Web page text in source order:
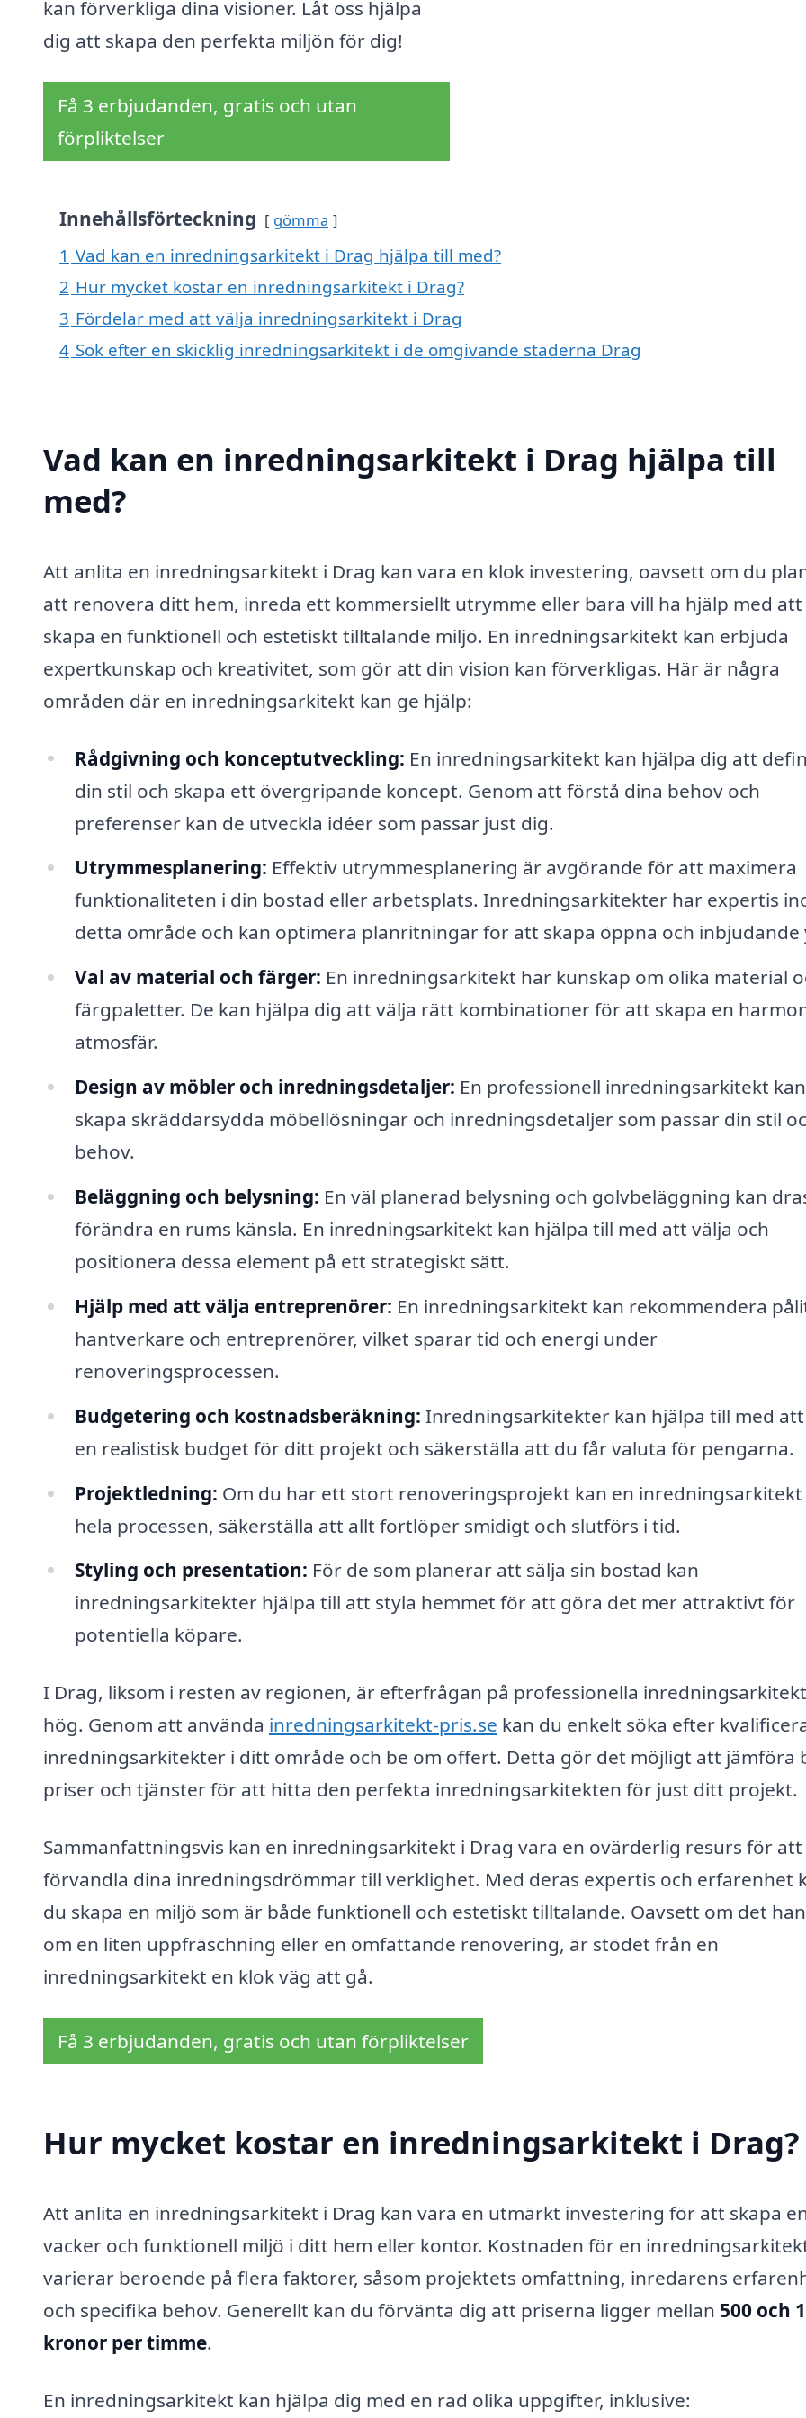
kan förverkliga dina visioner. Låt oss hjälpa
dig att skapa den perfekta miljön för dig!
Få 3 erbjudanden, gratis och utan
förpliktelser
Innehållsförteckning gömma
1 Vad kan en inredningsarkitekt i Drag hjälpa till med?
2 Hur mycket kostar en inredningsarkitekt i Drag?
3 Fördelar med att välja inredningsarkitekt i Drag
4 Sök efter en skicklig inredningsarkitekt i de omgivande städerna Drag
Vad kan en inredningsarkitekt i Drag hjälpa till
med?
Att anlita en inredningsarkitekt i Drag kan vara en klok investering, oavsett om du
att renovera ditt hem, inreda ett kommersiellt utrymme eller bara vill ha hjälp med att
skapa en funktionell och estetiskt tilltalande miljö. En inredningsarkitekt kan erbjuda
expertkunskap och kreativitet, som gör att din vision kan förverkligas. Här är några
områden där en inredningsarkitekt kan ge hjälp:
Rådgivning och konceptutveckling: En inredningsarkitekt kan hjälpa dig att
din stil och skapa ett övergripande koncept. Genom att förstå dina behov och
preferenser kan de utveckla idéer som passar just dig.
Utrymmesplanering: Effektiv utrymmesplanering är avgörande för att maximera
funktionaliteten i din bostad eller arbetsplats. Inredningsarkitekter har expertis
detta område och kan optimera planritningar för att skapa öppna och inbjudande
Val av material och färger: En inredningsarkitekt har kunskap om olika material
färgpaletter. De kan hjälpa dig att välja rätt kombinationer för att skapa en
atmosfär.
Design av möbler och inredningsdetaljer: En professionell inredningsarkitekt kan
skapa skräddarsydda möbellösningar och inredningsdetaljer som passar din stil
behov.
Beläggning och belysning: En väl planerad belysning och golvbeläggning kan
förändra en rums känsla. En inredningsarkitekt kan hjälpa till med att välja och
positionera dessa element på ett strategiskt sätt.
Hjälp med att välja entreprenörer: En inredningsarkitekt kan rekommendera
hantverkare och entreprenörer, vilket sparar tid och energi under
renoveringsprocessen.
Budgetering och kostnadsberäkning: Inredningsarkitekter kan hjälpa till med
en realistisk budget för ditt projekt och säkerställa att du får valuta för pengarna.
Projektledning: Om du har ett stort renoveringsprojekt kan en inredningsarkitekt
hela processen, säkerställa att allt fortlöper smidigt och slutförs i tid.
Styling och presentation: För de som planerar att sälja sin bostad kan
inredningsarkitekter hjälpa till att styla hemmet för att göra det mer attraktivt för
potentiella köpare.
I Drag, liksom i resten av regionen, är efterfrågan på professionella
hög. Genom att använda inredningsarkitekt-pris.se kan du enkelt söka efter
inredningsarkitekter i ditt område och be om offert. Detta gör det möjligt att jämföra
priser och tjänster för att hitta den perfekta inredningsarkitekten för just ditt projekt.
Sammanfattningsvis kan en inredningsarkitekt i Drag vara en ovärderlig resurs för att
förvandla dina inredningsdrömmar till verklighet. Med deras expertis och erfarenhet
du skapa en miljö som är både funktionell och estetiskt tilltalande. Oavsett om det
om en liten uppfräschning eller en omfattande renovering, är stödet från en
inredningsarkitekt en klok väg att gå.
Få 3 erbjudanden, gratis och utan förpliktelser
Hur mycket kostar en inredningsarkitekt i Drag?
Att anlita en inredningsarkitekt i Drag kan vara en utmärkt investering för att skapa
vacker och funktionell miljö i ditt hem eller kontor. Kostnaden för en
varierar beroende på flera faktorer, såsom projektets omfattning, inredarens
och specifika behov. Generellt kan du förvänta dig att priserna ligger mellan 500 och
kronor per timme.
En inredningsarkitekt kan hjälpa dig med en rad olika uppgifter, inklusive: